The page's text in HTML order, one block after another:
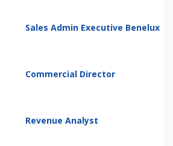
Sales Admin Executive Benelux
Commercial Director
Revenue Analyst